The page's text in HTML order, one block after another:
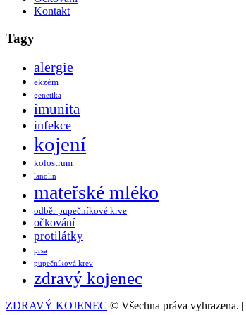
Kontakt
Tagy
alergie
ekzém
genetika
imunita
infekce
kojení
kolostrum
lanolin
mateřské mléko
odběr pupečníkové krve
očkování
protilátky
prsa
pupečníková krev
zdravý kojenec
ZDRAVÝ KOJENEC © Všechna práva vyhrazena. |